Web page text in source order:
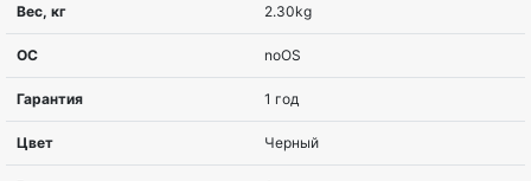
Серия
Диагональ экрана, дюймов
Разрешение экрана FHD(1920×1080)